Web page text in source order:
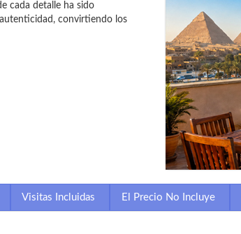
cada detalle ha sido
convirtiendo los
Visitas Incluidas El Precio No Incluye